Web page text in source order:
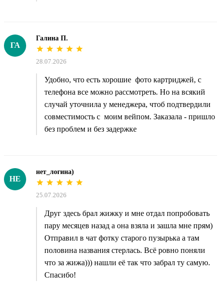
ГА
Галина П.
28.07.2026
Удобно, что есть хорошие фото картриджей, с
телефона все можно рассмотреть. Но на всякий
случай уточнила у менеджера, чтоб подтвердили
совместимость с моим вейпом. Заказала - пришло
без проблем и без задержке
НЕ
нет_логина)
25.07.2026
Друг здесь брал жижку и мне отдал попробовать
пару месяцев назад а она взяла и зашла мне прям)
Отправил в чат фотку старого пузырька а там
половина названия стерлась. Всё ровно поняли
что за жижа))) нашли её так что забрал ту самую.
Спасибо!